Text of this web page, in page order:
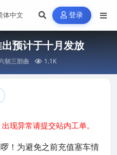
登录
预计于十月发放
朝三部曲 1.1K
现异常请提交站内工单。
！为避免之前充值塞车情